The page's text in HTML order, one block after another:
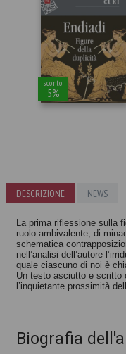
sconto
5%
Endiadi
Umberto Curi
DESCRIZIONE NEWS
La prima riflessione sulla
ruolo ambivalente, di
schematica
nell’analisi dell’autore
quale ciascuno di noi è
Un testo asciutto e scritto
l’inquietante prossimità
Biografia